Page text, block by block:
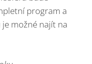
program a
možné najít na